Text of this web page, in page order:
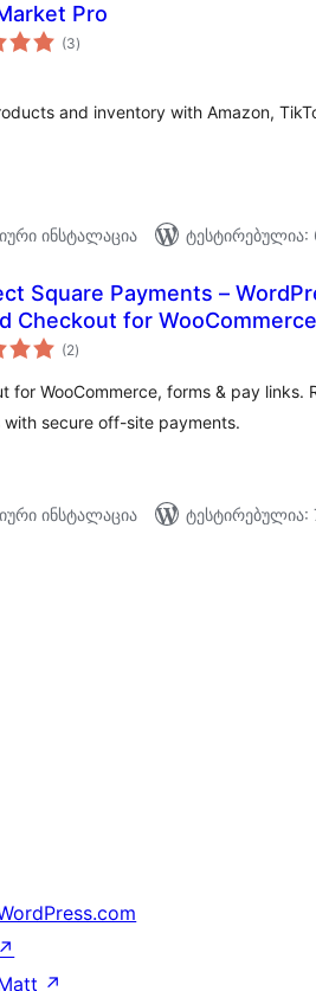
Pro
(3საერთო
რეიტინგი
)
and inventory with Amazon,
ინსტალაცია
ტესტირებულია:
Square Payments –
Checkout for
Pay Links & More
(2საერთო
რეიტინგი
)
for WooCommerce, forms & pay links.
secure off-site payments.
ინსტალაცია
ტესტირებულია:
↗
↗